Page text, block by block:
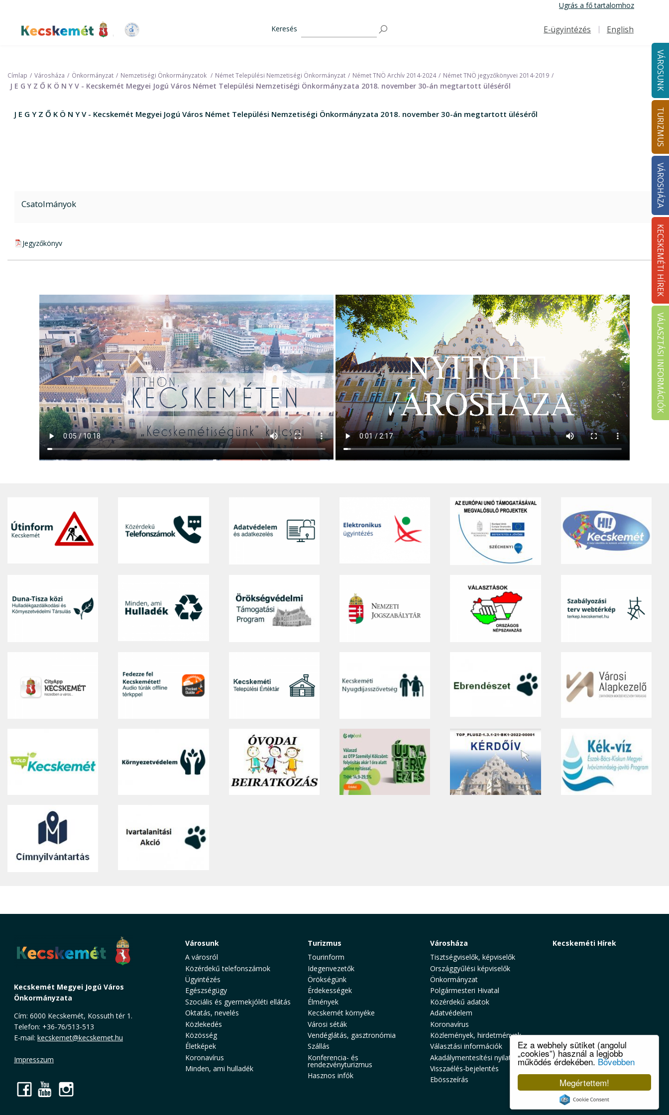
Megértettem!
Ez a webhely sütiket (angolul
„cookies”) használ a legjobb
működés érdekében. Bővebben
Cookie Consent plugin for the EU cookie law
tartalomra
Ugrás a fő tartalomhoz
Kecskemét Város Honlapja
Keresés
Felső navigáció
E-ügyintézés English
VÁROSUNK
TURIZMUS
VÁROSHÁZA
KECSKEMÉTI HÍREK
VÁLASZTÁSI INFORMÁCIÓK
Címlap Városháza Önkormányzat Nemzetiségi Önkormányzatok Német Települési Nemzetiségi Önkormányzat Német TNÖ Archív 2014-2024 Német TNÖ jegyzőkönyvei 2014-2019
J E G Y Z Ő K Ö N Y V - Kecskemét Megyei Jogú Város Német Települési Nemzetiségi Önkormányzata 2018. november 30-án megtartott üléséről
J E G Y Z Ő K Ö N Y V - Kecskemét Megyei Jogú Város Német Települési Nemzetiségi Önkormányzata 2018. november 30-án megtartott üléséről
Csatolmányok
pdf csatolmány:
Jegyzőkönyv
Kecskemét Megyei Jogú Város
Önkormányzata
Cím: 6000 Kecskemét, Kossuth tér 1.
Telefon: +36-76/513-513
E-mail: kecskemet@kecskemet.hu
Impresszum
Facebook
YouTube
Városunk
A városról
Közérdekű telefonszámok
Ügyintézés
Egészségügy
Szociális és gyermekjóléti ellátás
Oktatás, nevelés
Közlekedés
Közösség
Életképek
Koronavírus
Minden, ami hulladék
Turizmus
Tourinform
Idegenvezetők
Örökségünk
Érdekességek
Élmények
Kecskemét környéke
Városi séták
Vendéglátás, gasztronómia
Szállás
Konferencia- és
rendezvényturizmus
Hasznos infók
Városháza
Tisztségviselők, képviselők
Országgyűlési képviselők
Önkormányzat
Polgármesteri Hivatal
Közérdekű adatok
Adatvédelem
Koronavírus
Közlemények, hirdetmények
Választási információk
Akadálymentesítési nyilatkozat
Visszaélés-bejelentés
Ebösszeírás
Kecskeméti Hírek